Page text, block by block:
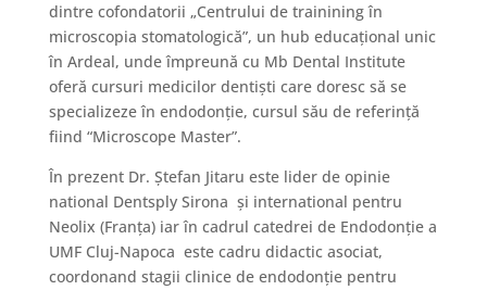
dintre cofondatorii „Centrului de trainining în
microscopia stomatologică”, un hub educațional unic
în Ardeal, unde împreună cu Mb Dental Institute
oferă cursuri medicilor dentiști care doresc să se
specializeze în endodonție, cursul său de referință
fiind “Microscope Master”.
În prezent Dr. Ștefan Jitaru este lider de opinie
national Dentsply Sirona și international pentru
Neolix (Franța) iar în cadrul catedrei de Endodonţie a
UMF Cluj-Napoca este cadru didactic asociat,
coordonand stagii clinice de endodonție pentru